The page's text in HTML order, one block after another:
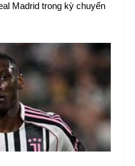
Madrid trong kỳ chuyển